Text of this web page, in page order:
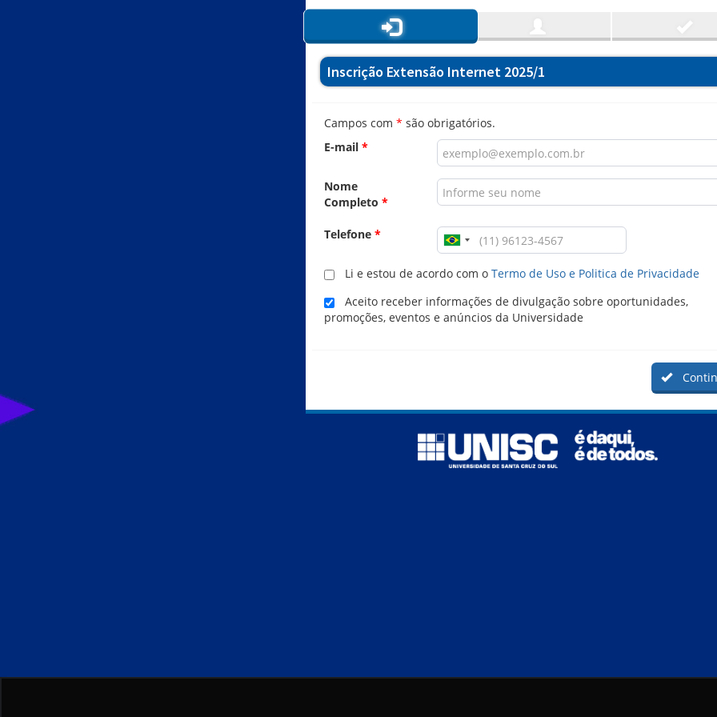
Inscrição Extensão Internet 2025/1
Campos com * são obrigatórios.
E-mail *
Nome
Completo *
Telefone *
Li e estou de acordo com o Termo de Uso e Politica de Privacidade
Aceito receber informações de divulgação sobre oportunidades,
promoções, eventos e anúncios da Universidade